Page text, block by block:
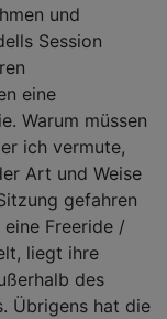
und
Session
eine
Warum müssen
ich vermute,
Art und Weise
gefahren
Freeride /
liegt ihre
des
Übrigens hat die